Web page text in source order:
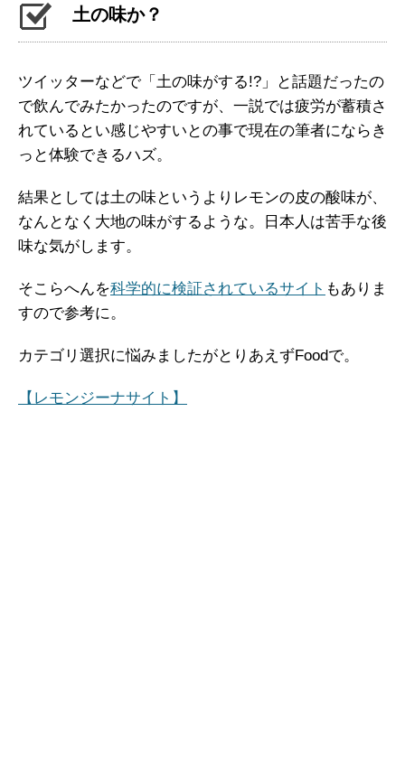
土の味か？
ツイッターなどで「土の味がする!?」と話題だったの
で飲んでみたかったのですが、一説では疲労が蓄積さ
れているとい感じやすいとの事で現在の筆者にならき
っと体験できるハズ。
結果としては土の味というよりレモンの皮の酸味が、
なんとなく大地の味がするような。日本人は苦手な後
味な気がします。
そこらへんを科学的に検証されているサイト もありま
すので参考に。
カテゴリ選択に悩みましたがとりあえずFoodで。
【レモンジーナサイト】